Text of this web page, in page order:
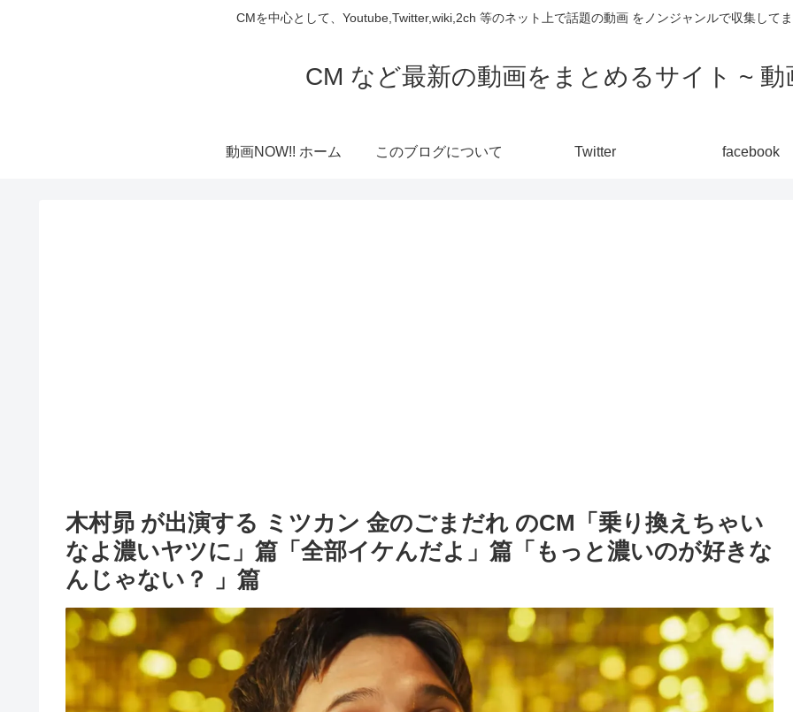
CMを中心として、Youtube,Twitter,wiki,2ch 等のネット上で話題の動画 をノンジャンルで収集して
CM など最新の動画をまとめるサイト ~ 動
動画NOW!! ホーム このブログについて Twitter facebook
木村昴 が出演する ミツカン 金のごまだれ のCM「乗り換えちゃい
なよ濃いヤツに」篇「全部イケんだよ」篇「もっと濃いのが好きな
んじゃない？ 」篇